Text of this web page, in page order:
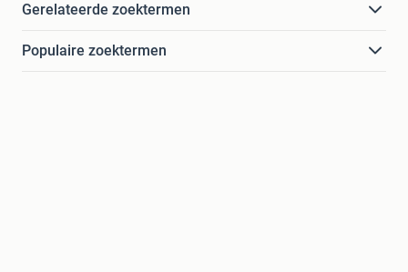
Gerelateerde zoektermen
Populaire zoektermen